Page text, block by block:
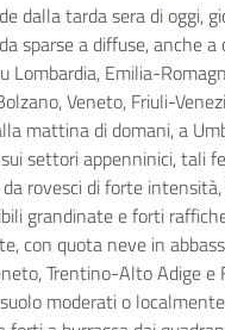
dalla tarda sera di oggi,
sparse a diffuse, anche
Lombardia, Emilia-
Veneto, Friuli-
mattina di domani, a
settori appenninici, tali
rovesci di forte
grandinate e forti
con quota neve in
Trentino-Alto Adige e
moderati o